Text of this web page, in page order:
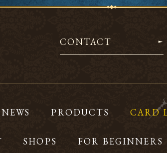
CONTACT
NEWS PRODUCTS CARD
SHOPS FOR BEGINNERS